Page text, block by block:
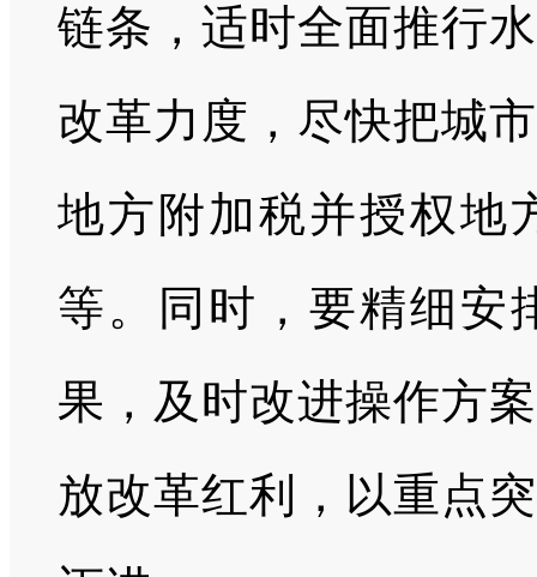
链条，适时全面推行
改革力度，尽快把城
地方附加税并授权地
等。同时，要精细安
果，及时改进操作方
放改革红利，以重点